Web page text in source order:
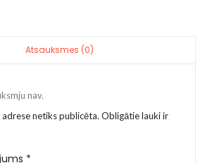
Atsauksmes (0)
nav.
adrese netiks publicēta. Obligātie lauki ir
*